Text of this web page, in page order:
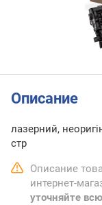
Описание
лазерний,
стр
Описание
интернет-
уточняйте